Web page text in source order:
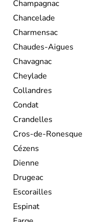
Champagnac
Chancelade
Charmensac
Chaudes-Aigues
Chavagnac
Cheylade
Collandres
Condat
Crandelles
Cros-de-Ronesque
Cézens
Dienne
Drugeac
Escorailles
Espinat